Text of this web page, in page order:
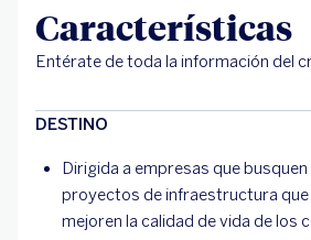
Características
Entérate de toda la información del
DESTINO
Dirigida a empresas que
proyectos de infraestructura
mejoren la calidad de vida de los